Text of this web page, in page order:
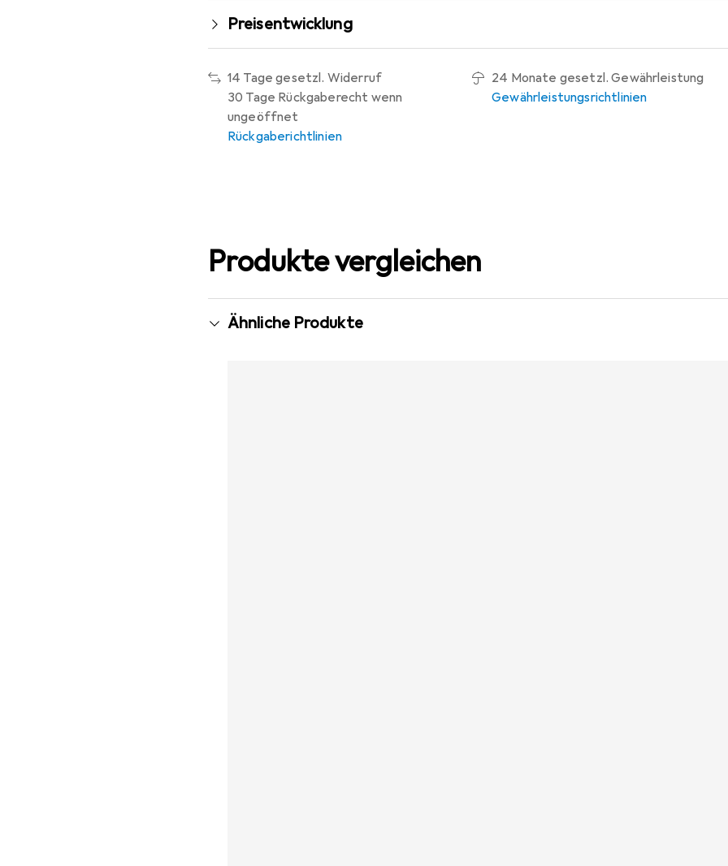
Preisentwicklung
14 Tage gesetzl. Widerruf
30 Tage Rückgaberecht wenn
ungeöffnet
Rückgaberichtlinien
24 Monate gesetzl. Gewährleistung
Gewährleistungsrichtlinien
Produkte vergleichen
Ähnliche Produkte